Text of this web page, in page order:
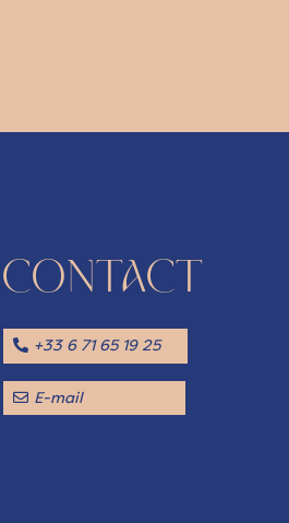
CONTACT
+33 6 71 65 19 25
E-mail